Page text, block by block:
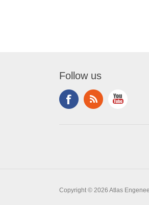
Follow us
Copyright © 2026 Atlas